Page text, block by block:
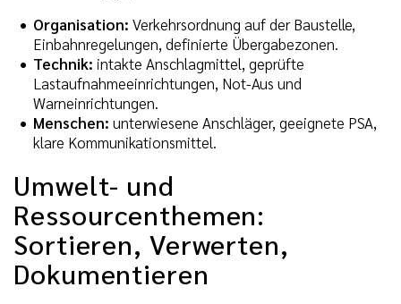
Organisation: Verkehrsordnung auf der Baustelle,
Einbahnregelungen, definierte Übergabezonen.
Technik: intakte Anschlagmittel, geprüfte
Lastaufnahmeeinrichtungen, Not-Aus und
Warneinrichtungen.
Menschen: unterwiesene Anschläger, geeignete PSA,
klare Kommunikationsmittel.
Umwelt- und
Ressourcenthemen:
Sortieren, Verwerten,
Dokumentieren